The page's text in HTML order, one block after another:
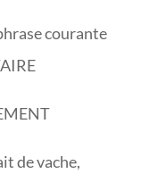
courante
de vache,